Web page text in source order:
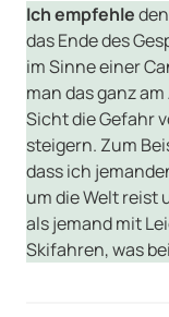
Ich empfehle
das Ende des
im Sinne einer
man das ganz
Sicht die Gefahr
steigern. Zum
dass ich
um die Welt reist
als jemand mit
Skifahren, was